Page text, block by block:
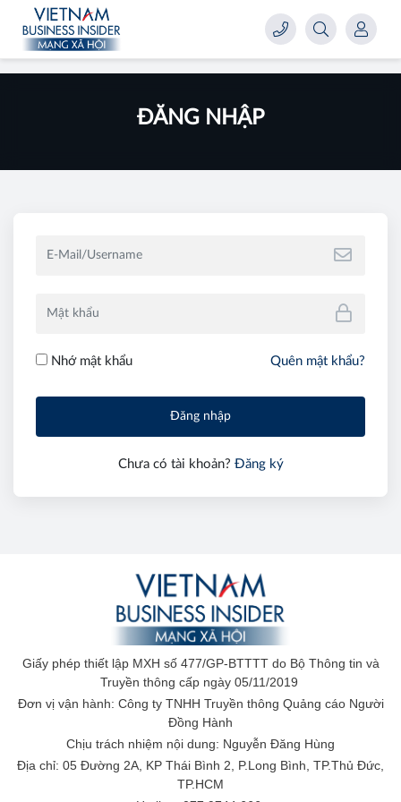
ĐĂNG NHẬP
Nhớ mật khẩu Quên mật khẩu?
Đăng nhập
Chưa có tài khoản? Đăng ký
Giấy phép thiết lập MXH số 477/GP-BTTTT do Bộ Thông tin và
Truyền thông cấp ngày 05/11/2019
Đơn vị vận hành: Công ty TNHH Truyền thông Quảng cáo Người
Đồng Hành
Chịu trách nhiệm nội dung: Nguyễn Đăng Hùng
Địa chỉ: 05 Đường 2A, KP Thái Bình 2, P.Long Bình, TP.Thủ Đức,
TP.HCM